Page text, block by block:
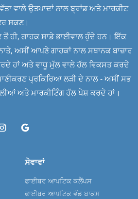
ਵਾਲੇ ਉਤਪਾਦਾਂ ਨਾਲ ਬ੍ਰਾਂਡ ਅਤੇ ਮਾਰਕੀਟ
ਸਕਣ।
ਤੋਂ ਹੀ, ਗਾਹਕ ਸਾਡੇ ਭਾਈਵਾਲ ਹੁੰਦੇ ਹਨ। ਇੱਕ
ਅਸੀਂ ਆਪਣੇ ਗਾਹਕਾਂ ਨਾਲ ਸਥਾਨਕ ਬਾਜ਼ਾਰ
ਹਾਂ ਅਤੇ ਵਾਧੂ ਮੁੱਲ ਵਾਲੇ ਹੱਲ ਵਿਕਸਤ ਕਰਦੇ
ਪ੍ਰਕਿਰਿਆ ਲੜੀ ਦੇ ਨਾਲ - ਅਸੀਂ ਸਭ
ਅਤੇ ਮਾਰਕੀਟਿੰਗ ਹੱਲ ਪੇਸ਼ ਕਰਦੇ ਹਾਂ।
ਸੇਵਾਵਾਂ
ਫਾਈਬਰ ਆਪਟਿਕ ਕਲੈਂਪਸ
ਫਾਈਬਰ ਆਪਟਿਕ ਵੰਡ ਬਾਕਸ